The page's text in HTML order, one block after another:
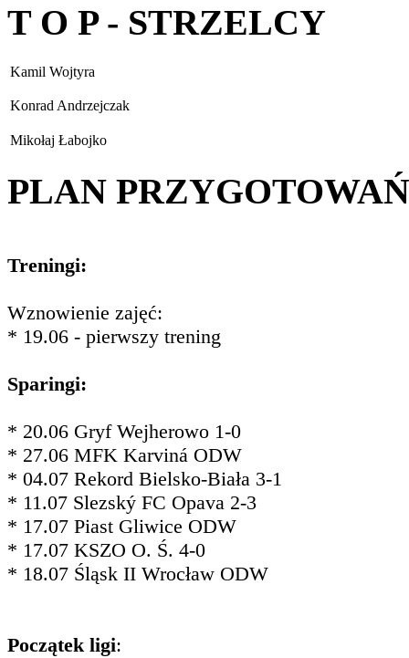
T O P - STRZELCY
Kamil Wojtyra
Konrad Andrzejczak
Mikołaj Łabojko
PLAN PRZYGOTOWAŃ
Treningi:
Wznowienie zajęć:
* 19.06 - pierwszy trening
Sparingi:
* 20.06 Gryf Wejherowo 1-0
* 27.06 MFK Karviná ODW
* 04.07 Rekord Bielsko-Biała 3-1
* 11.07 Slezský FC Opava 2-3
* 17.07 Piast Gliwice ODW
* 17.07 KSZO O. Ś. 4-0
* 18.07 Śląsk II Wrocław ODW
Początek ligi: